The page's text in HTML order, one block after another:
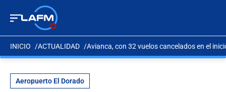
INICIO ACTUALIDAD Avianca, con 32 vuelos cancelados en el
Aeropuerto El Dorado